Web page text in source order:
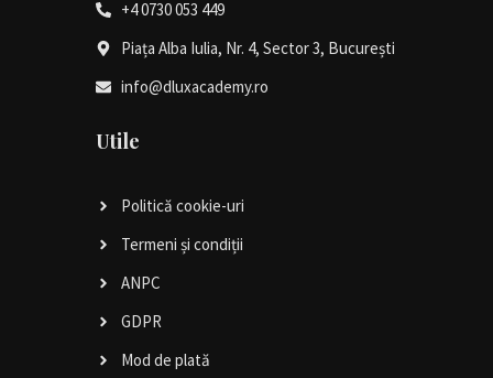
+4 0730 053 449
Piața Alba Iulia, Nr. 4, Sector 3, București
info@dluxacademy.ro
Utile
Politică cookie-uri
Termeni și condiții
ANPC
GDPR
Mod de plată